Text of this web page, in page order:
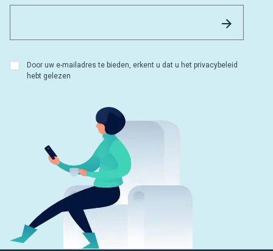
Door uw e-mailadres te bieden, erkent u dat u het privacybeleid
hebt gelezen